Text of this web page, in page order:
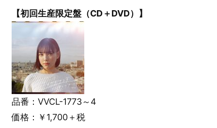
【初回生産限定盤（CD＋DVD）】
品番：VVCL-1773～4
価格：￥1,700＋税